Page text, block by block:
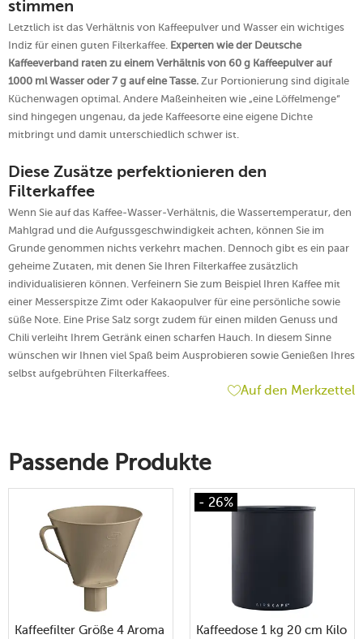
stimmen
Letztlich ist das Verhältnis von Kaffeepulver und Wasser ein wichtiges
Indiz für einen guten Filterkaffee. Experten wie der Deutsche
Kaffeeverband raten zu einem Verhältnis von 60 g Kaffeepulver auf
1000 ml Wasser oder 7 g auf eine Tasse. Zur Portionierung sind digitale
Küchenwagen optimal. Andere Maßeinheiten wie „eine Löffelmenge“
sind hingegen ungenau, da jede Kaffeesorte eine eigene Dichte
mitbringt und damit unterschiedlich schwer ist.
Diese Zusätze perfektionieren den
Filterkaffee
Wenn Sie auf das Kaffee-Wasser-Verhältnis, die Wassertemperatur, den
Mahlgrad und die Aufgussgeschwindigkeit achten, können Sie im
Grunde genommen nichts verkehrt machen. Dennoch gibt es ein paar
geheime Zutaten, mit denen Sie Ihren Filterkaffee zusätzlich
individualisieren können. Verfeinern Sie zum Beispiel Ihren Kaffee mit
einer Messerspitze Zimt oder Kakaopulver für eine persönliche sowie
süße Note. Eine Prise Salz sorgt zudem für einen milden Genuss und
Chili verleiht Ihrem Getränk einen scharfen Hauch. In diesem Sinne
wünschen wir Ihnen viel Spaß beim Ausprobieren sowie Genießen Ihres
selbst aufgebrühten Filterkaffees.
Auf den Merkzettel
Passende Produkte
Kaffeefilter Größe 4 Aroma
- 26%
Kaffeedose 1 kg 20 cm Kilo